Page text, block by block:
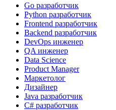
Go разработчик
Python разработчик
Frontend разработчик
Backend разработчик
DevOps инженер
QA инженер
Data Science
Product Manager
Маркетолог
Дизайнер
Java разработчик
C# разработчик